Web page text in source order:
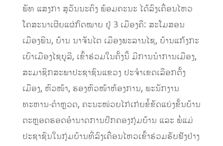
ພັທ ແສງກາ ສຸວັນນະຄົງ ພ້ອມຄະນະ ໄດ້ລົງເຄື່ອນໄຫວ
ໂຄສະນາເຜີຍແຜ່ກົດໝາຍ ຢູ່ 3 ເມືອງຄື: ສະໂມສອນ
ເມືອງພີນ, ບ້ານ ນາຈັນໄຕ ເມືອງພະລານໄຊ, ບ້ານແກ້ງກະ
ເບົາເມືອງໄຊບູລີ, ເຂົ້າຮ່ວມໃນຄັ້ງນີ້ ມີການນຳການເມືອງ,
ສະມາຊິກສະພາປະຊາຊົນແຂວງ ປະຈໍາເຂດເລືອກຕັ້ງ
ເມືອງ, ຫົວໜ້າ, ຮອງຫົວໜ້າຫ້ອງການ, ພະນັກງານ
ທະຫານ-ຕໍາຫຼວດ, ຄະນະໜ່ວຍໄກ່ເກ່ຍຂໍ້ຂັດແຍ່ງຂັ້ນບ້ານ
ຕະຫຼອດຮອດອໍານາດການປົກຄອງກຸ່ມບ້ານ ແລະ ພໍ່ແມ່
ປະຊາຊົນໃນກຸ່ມບ້ານທີ່ລົງເຄື່ອນໄຫວເຂົ້າຮ່ວມຮັບຟັງຢ່າງ